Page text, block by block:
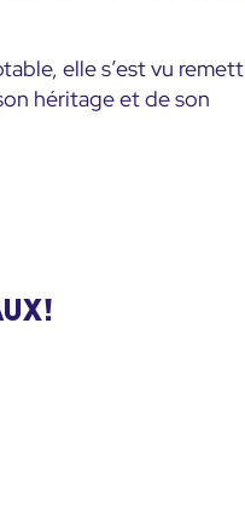
elle s’est vu
héritage et de son